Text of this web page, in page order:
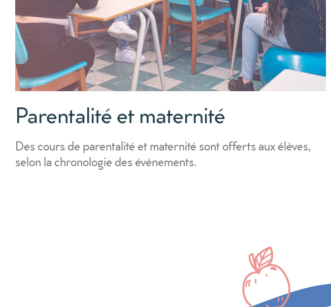
Parentalité et maternité
Des cours de parentalité et maternité sont offerts aux élèves,
selon la chronologie des événements.